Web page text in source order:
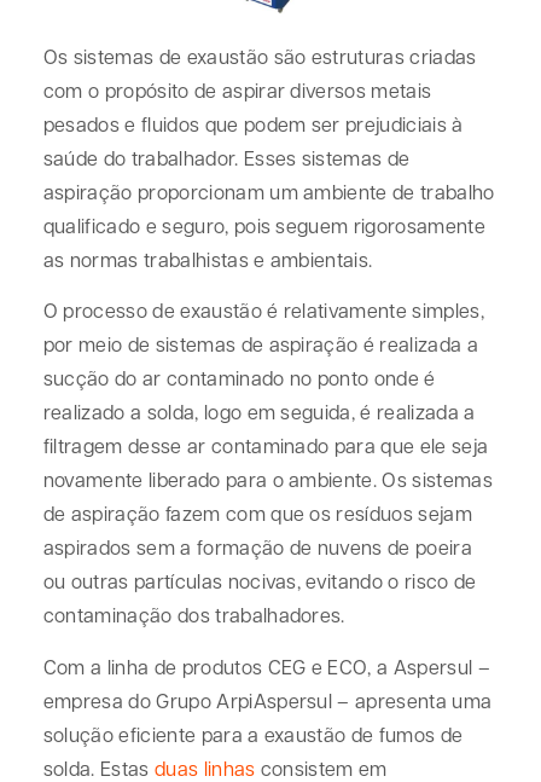
Os sistemas de exaustão são estruturas criadas
com o propósito de aspirar diversos metais
pesados e fluidos que podem ser prejudiciais à
saúde do trabalhador. Esses sistemas de
aspiração proporcionam um ambiente de trabalho
qualificado e seguro, pois seguem rigorosamente
as normas trabalhistas e ambientais.
O processo de exaustão é relativamente simples,
por meio de sistemas de aspiração é realizada a
sucção do ar contaminado no ponto onde é
realizado a solda, logo em seguida, é realizada a
filtragem desse ar contaminado para que ele seja
novamente liberado para o ambiente. Os sistemas
de aspiração fazem com que os resíduos sejam
aspirados sem a formação de nuvens de poeira
ou outras partículas nocivas, evitando o risco de
contaminação dos trabalhadores.
Com a linha de produtos CEG e ECO, a Aspersul –
empresa do Grupo ArpiAspersul – apresenta uma
solução eficiente para a exaustão de fumos de
solda. Estas duas linhas consistem em